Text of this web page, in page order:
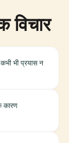
विचार
भी प्रयास न
कारण